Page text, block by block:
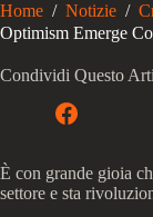
Home / Notizie /
Optimism Emerge
Condividi Questo
È con grande gioia
settore e sta